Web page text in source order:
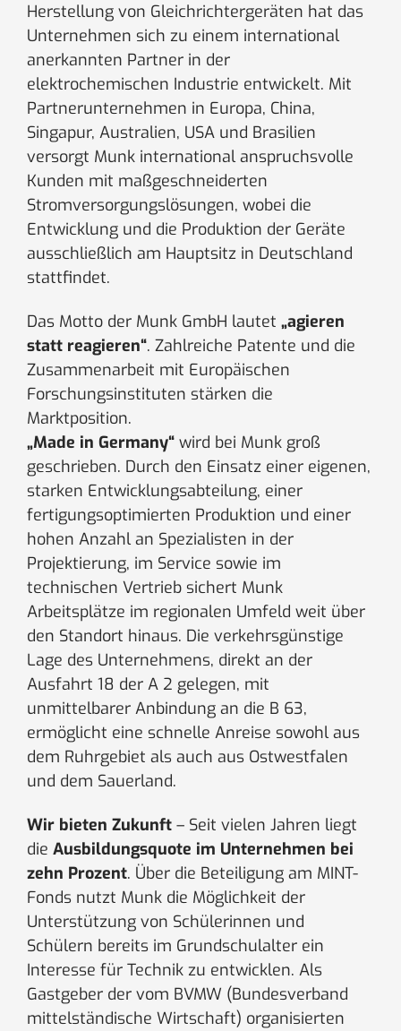
Herstellung von Gleichrichtergeräten hat das
Unternehmen sich zu einem international
anerkannten Partner in der
elektrochemischen Industrie entwickelt. Mit
Partnerunternehmen in Europa, China,
Singapur, Australien, USA und Brasilien
versorgt Munk international anspruchsvolle
Kunden mit maßgeschneiderten
Stromversorgungslösungen, wobei die
Entwicklung und die Produktion der Geräte
ausschließlich am Hauptsitz in Deutschland
stattfindet.
Das Motto der Munk GmbH lautet „agieren
statt reagieren“. Zahlreiche Patente und die
Zusammenarbeit mit Europäischen
Forschungsinstituten stärken die
Marktposition.
„Made in Germany“ wird bei Munk groß
geschrieben. Durch den Einsatz einer eigenen,
starken Entwicklungsabteilung, einer
fertigungsoptimierten Produktion und einer
hohen Anzahl an Spezialisten in der
Projektierung, im Service sowie im
technischen Vertrieb sichert Munk
Arbeitsplätze im regionalen Umfeld weit über
den Standort hinaus. Die verkehrsgünstige
Lage des Unternehmens, direkt an der
Ausfahrt 18 der A 2 gelegen, mit
unmittelbarer Anbindung an die B 63,
ermöglicht eine schnelle Anreise sowohl aus
dem Ruhrgebiet als auch aus Ostwestfalen
und dem Sauerland.
Wir bieten Zukunft – Seit vielen Jahren liegt
die Ausbildungsquote im Unternehmen bei
zehn Prozent. Über die Beteiligung am MINT-
Fonds nutzt Munk die Möglichkeit der
Unterstützung von Schülerinnen und
Schülern bereits im Grundschulalter ein
Interesse für Technik zu entwicklen. Als
Gastgeber der vom BVMW (Bundesverband
mittelständische Wirtschaft) organisierten